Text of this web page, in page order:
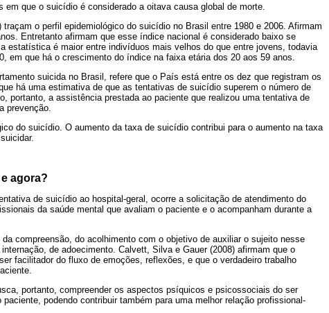
que o suicídio é considerado a oitava causa global de morte.
traçam o perfil epidemiológico do suicídio no Brasil entre 1980 e 2006. Afirmam
Entretanto afirmam que esse índice nacional é considerado baixo se
estatística é maior entre indivíduos mais velhos do que entre jovens, todavia
em que há o crescimento do índice na faixa etária dos 20 aos 59 anos.
suicida no Brasil, refere que o País está entre os dez que registram os
há uma estimativa de que as tentativas de suicídio superem o número de
portanto, a assistência prestada ao paciente que realizou uma tentativa de
prevenção.
do suicídio. O aumento da taxa de suicídio contribui para o aumento na taxa
agora?
de suicídio ao hospital-geral, ocorre a solicitação de atendimento do
da saúde mental que avaliam o paciente e o acompanham durante a
compreensão, do acolhimento com o objetivo de auxiliar o sujeito nesse
de adoecimento. Calvett, Silva e Gauer (2008) afirmam que o
facilitador do fluxo de emoções, reflexões, e que o verdadeiro trabalho
portanto, compreender os aspectos psíquicos e psicossociais do ser
podendo contribuir também para uma melhor relação profissional-